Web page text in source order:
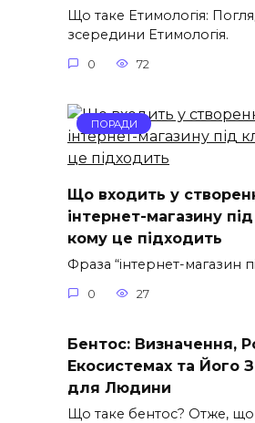
Що таке Етимологія:
зсередини Етимологія.
0 72
ПОРАДИ
Що входить у
інтернет-магазину
кому це підходить
Фраза “інтернет-магазин
0 27
Бентос: Визначення,
Екосистемах та Його
для Людини
Що таке бентос? Отже, що